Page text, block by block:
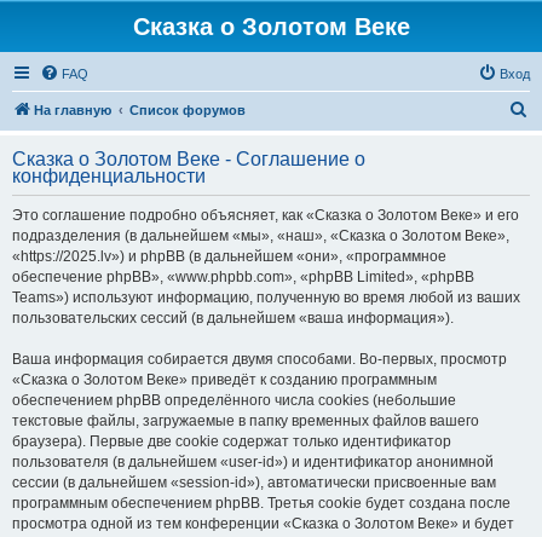
Сказка о Золотом Веке
FAQ Вход
На главную Список форумов
с
Сказка о Золотом Веке - Соглашение о
конфиденциальности
Это соглашение подробно объясняет, как «Сказка о Золотом Веке» и его
подразделения (в дальнейшем «мы», «наш», «Сказка о Золотом Веке»,
«https://2025.lv») и phpBB (в дальнейшем «они», «программное
обеспечение phpBB», «www.phpbb.com», «phpBB Limited», «phpBB
Teams») используют информацию, полученную во время любой из ваших
пользовательских сессий (в дальнейшем «ваша информация»).
Ваша информация собирается двумя способами. Во-первых, просмотр
«Сказка о Золотом Веке» приведёт к созданию программным
обеспечением phpBB определённого числа cookies (небольшие
текстовые файлы, загружаемые в папку временных файлов вашего
браузера). Первые две cookie содержат только идентификатор
пользователя (в дальнейшем «user-id») и идентификатор анонимной
сессии (в дальнейшем «session-id»), автоматически присвоенные вам
программным обеспечением phpBB. Третья cookie будет создана после
просмотра одной из тем конференции «Сказка о Золотом Веке» и будет